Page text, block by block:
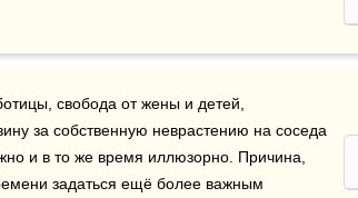
свобода от жены и детей,
за собственную неврастению на соседа
и в то же время иллюзорно. Причина,
задаться ещё более важным